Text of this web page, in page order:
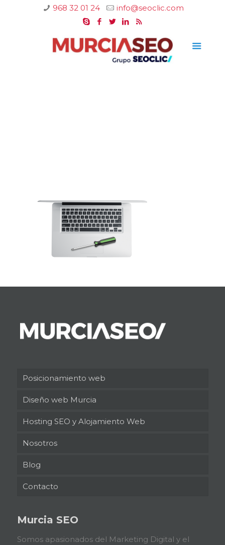
968 32 01 24 info@seoclic.com
Posicionamiento web
Diseño web Murcia
Hosting SEO y Alojamiento Web
Nosotros
Blog
Contacto
Murcia SEO
Somos apasionados del Marketing Digital y el